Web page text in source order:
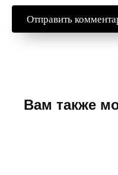
Вам также